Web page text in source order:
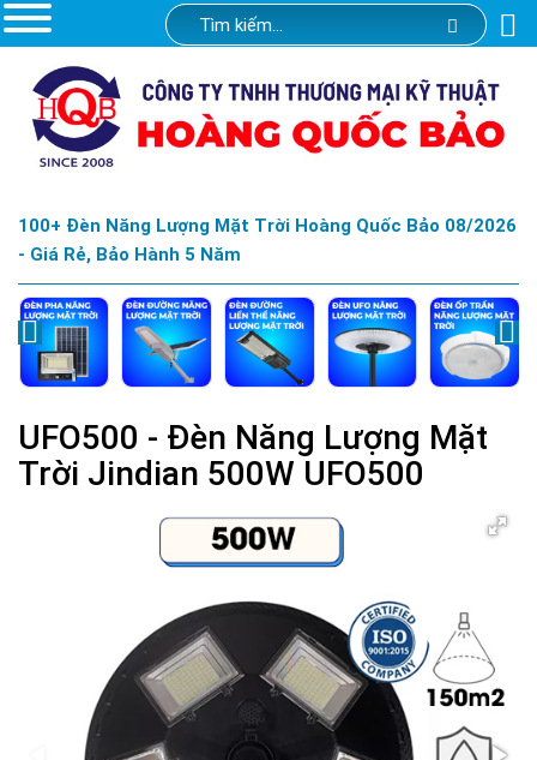
100+ Đèn Năng Lượng Mặt Trời Hoàng Quốc Bảo 08/2026
- Giá Rẻ, Bảo Hành 5 Năm
UFO500 - Đèn Năng Lượng Mặt
Trời Jindian 500W UFO500